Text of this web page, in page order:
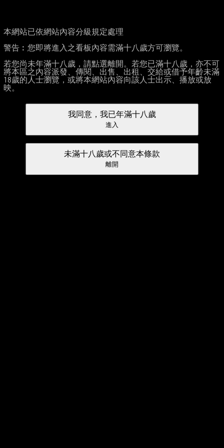
本網站已依網站內容分級規定處理
警告︰您即將進入之看板內容需滿十八歲方可瀏覽。
若您尚未年滿十八歲，請點選離開。若您已滿十八歲，亦不可
將本區之內容派發、傳閱、出售、出租、交給或借予年齡未滿
18歲的人士瀏覽，或將本網站內容向該人士出示、播放或放
映。
我同意，我已年滿十八歲
進入
未滿十八歲或不同意本條款
離開